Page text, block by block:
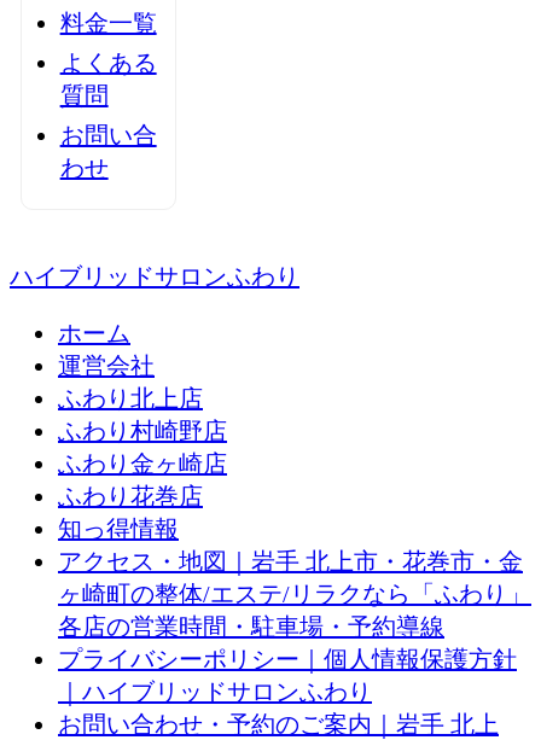
料金一覧
よくある
質問
お問い合
わせ
ハイブリッドサロンふわり
ホーム
運営会社
ふわり北上店
ふわり村崎野店
ふわり金ヶ崎店
ふわり花巻店
知っ得情報
アクセス・地図｜岩手 北上市・花巻市・金
ヶ崎町の整体/エステ/リラクなら「ふわり」
各店の営業時間・駐車場・予約導線
プライバシーポリシー｜個人情報保護方針
｜ハイブリッドサロンふわり
お問い合わせ・予約のご案内｜岩手 北上